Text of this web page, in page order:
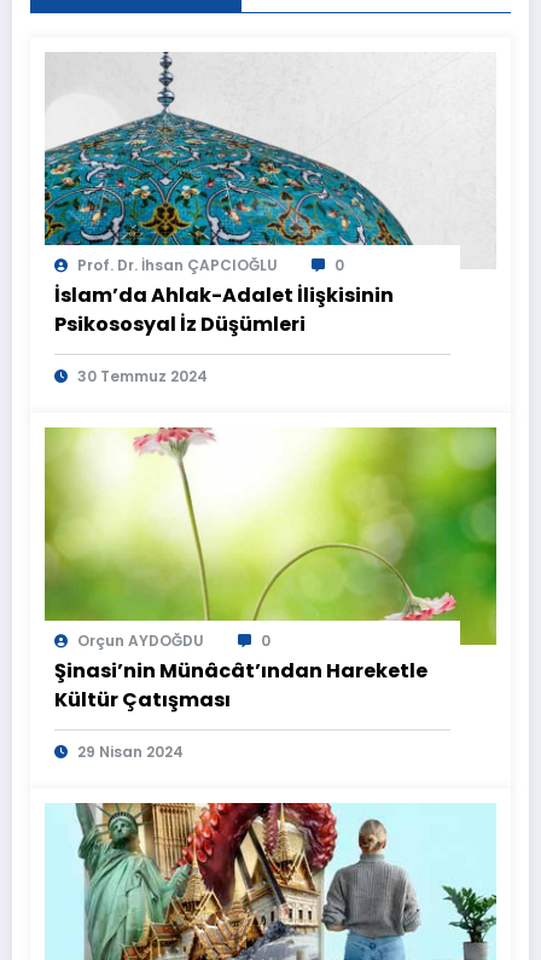
Prof. Dr. İhsan ÇAPCIOĞLU 0
İslam’da Ahlak-Adalet İlişkisinin
Psikososyal İz Düşümleri
30 Temmuz 2024
Orçun AYDOĞDU 0
Şinasi’nin Münâcât’ından Hareketle
Kültür Çatışması
29 Nisan 2024